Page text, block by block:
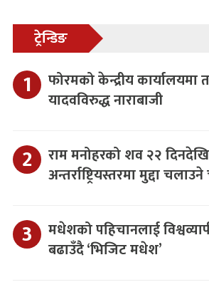
ट्रेन्डिङ
फोरमको केन्द्रीय कार्यालयमा
यादवविरुद्ध नाराबाजी
राम मनोहरको शव २२
अन्तर्राष्ट्रियस्तरमा मुद्दा
मधेशको पहिचानलाई
बढाउँदै ‘भिजिट मधेश’